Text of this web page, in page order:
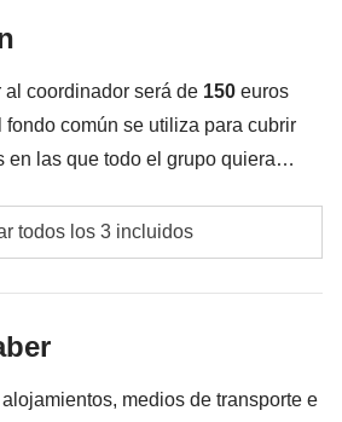
menciona en la sección "Qué está
al coordinador será de 150 euros
común se utiliza para cubrir
en las que todo el grupo quiera
motivo el monto puede variar y
más, en todo caso se
no utilizada.
no detalladas en la sección de
del viaje.
junto con la parte
común: son realizadas por
todos los 3 incluidos
medios de transporte e